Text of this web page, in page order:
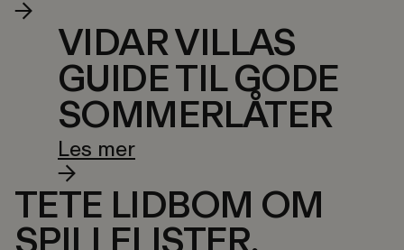
VIDAR VILLAS
GUIDE TIL GODE
SOMMERLÅTER
Les mer
TETE LIDBOM OM
SPILLELISTER,